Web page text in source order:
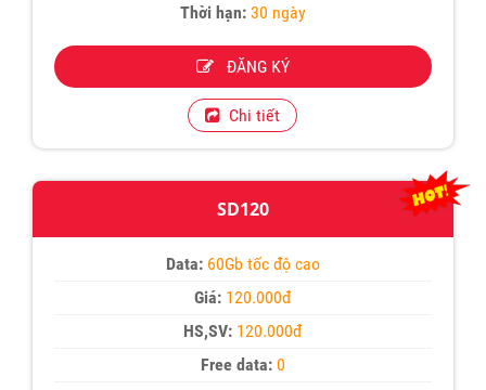
Thời hạn:30 ngày
ĐĂNG KÝ
Chi tiết
SD120
Data: 60Gb tốc độ cao
Giá: 120.000đ
HS,SV: 120.000đ
Free data: 0